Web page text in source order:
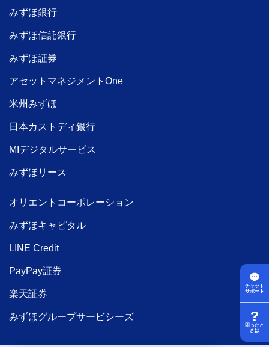
チャット
サポート
困ったと
きは
みずほ銀行
みずほ信託銀行
みずほ証券
アセットマネジメントOne
米州みずほ
日本カストディ銀行
MIデジタルサービス
みずほリース
オリエントコーポレーション
みずほキャピタル
LINE Credit
PayPay証券
楽天証券
みずほグループサービシーズ